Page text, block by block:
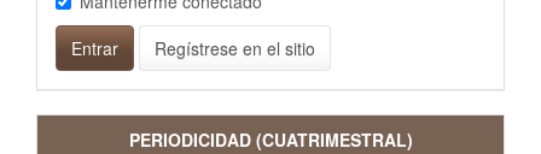
Entrar
Regístrese en el sitio
PERIODICIDAD (CUATRIMESTRAL)